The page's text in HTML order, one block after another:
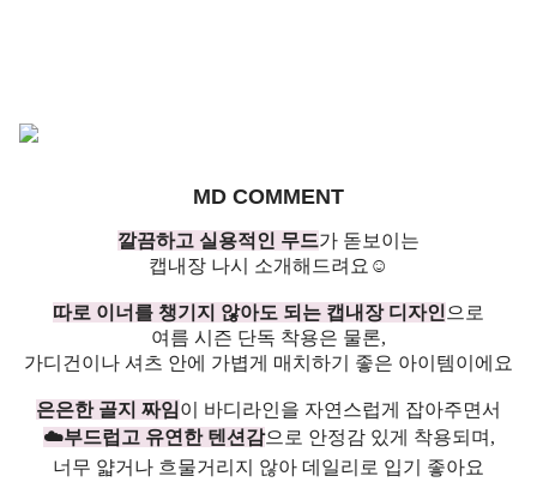
MD COMMENT
깔끔하고 실용적인 무드가 돋보이는
캡내장 나시 소개해드려요☺️
따로 이너를 챙기지 않아도 되는 캡내장 디자인 으로
여름 시즌 단독 착용은 물론,
가디건이나 셔츠 안에 가볍게 매치하기 좋은 아이템이에요
은은한 골지 짜임이 바디라인을 자연스럽게 잡아주면서
☁️부드럽고 유연한 텐션감으로 안정감 있게 착용되며,
너무 얇거나 흐물거리지 않아 데일리로 입기 좋아요